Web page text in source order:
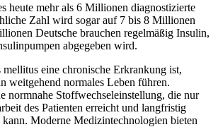
heute mehr als 6 Millionen diagnostizierte
Zahl wird sogar auf 7 bis 8 Millionen
Deutsche brauchen regelmäßig Insulin,
abgegeben wird.
eine chronische Erkrankung ist,
weitgehend normales Leben führen.
normnahe Stoffwechseleinstellung, die nur
des Patienten erreicht und langfristig
kann. Moderne Medizintechnologien bieten